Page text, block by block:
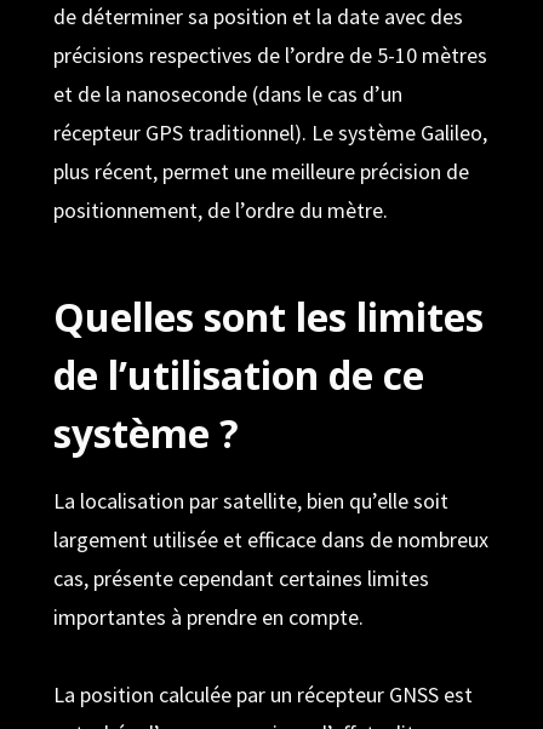
de déterminer sa position et la date avec des
précisions respectives de l’ordre de 5-10 mètres
et de la nanoseconde (dans le cas d’un
récepteur GPS traditionnel). Le système Galileo,
plus récent, permet une meilleure précision de
positionnement, de l’ordre du mètre.
Quelles sont les limites
de l’utilisation de ce
système ?
La localisation par satellite, bien qu’elle soit
largement utilisée et efficace dans de nombreux
cas, présente cependant certaines limites
importantes à prendre en compte.
La position calculée par un récepteur GNSS est